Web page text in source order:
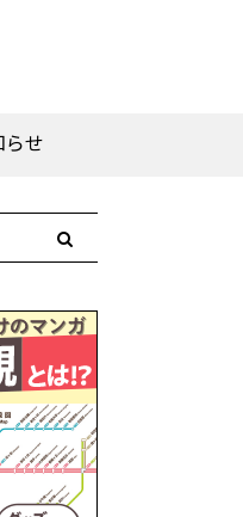
らせ